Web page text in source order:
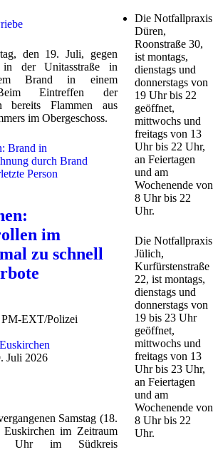
den 19. Juli, gegen
der Unitasstraße in
Brand in einem
Beim Eintreffen der
bereits Flammen aus
im Obergeschoss.
Brand in
durch Brand
Person
im
zu schnell
PM-EXT/Polizei
Juli 2026
Samstag (18.
im Zeitraum
im Südkreis
Die Notfallpraxis
Düren,
Roonstraße 30,
ist montags,
dienstags und
donnerstags von
19 Uhr bis 22
geöffnet,
mittwochs und
freitags von 13
Uhr bis 22 Uhr,
an Feiertagen
und am
Wochenende von
8 Uhr bis 22
Uhr.
Die Notfallpraxis
Jülich,
Kurfürstenstraße
22, ist montags,
dienstags und
donnerstags von
19 bis 23 Uhr
geöffnet,
mittwochs und
freitags von 13
Uhr bis 23 Uhr,
an Feiertagen
und am
Wochenende von
8 Uhr bis 22
Uhr.